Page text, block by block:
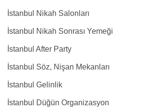
İstanbul Nikah Salonları
İstanbul Nikah Sonrası Yemeği
İstanbul After Party
İstanbul Söz, Nişan Mekanları
İstanbul Gelinlik
İstanbul Düğün Organizasyon